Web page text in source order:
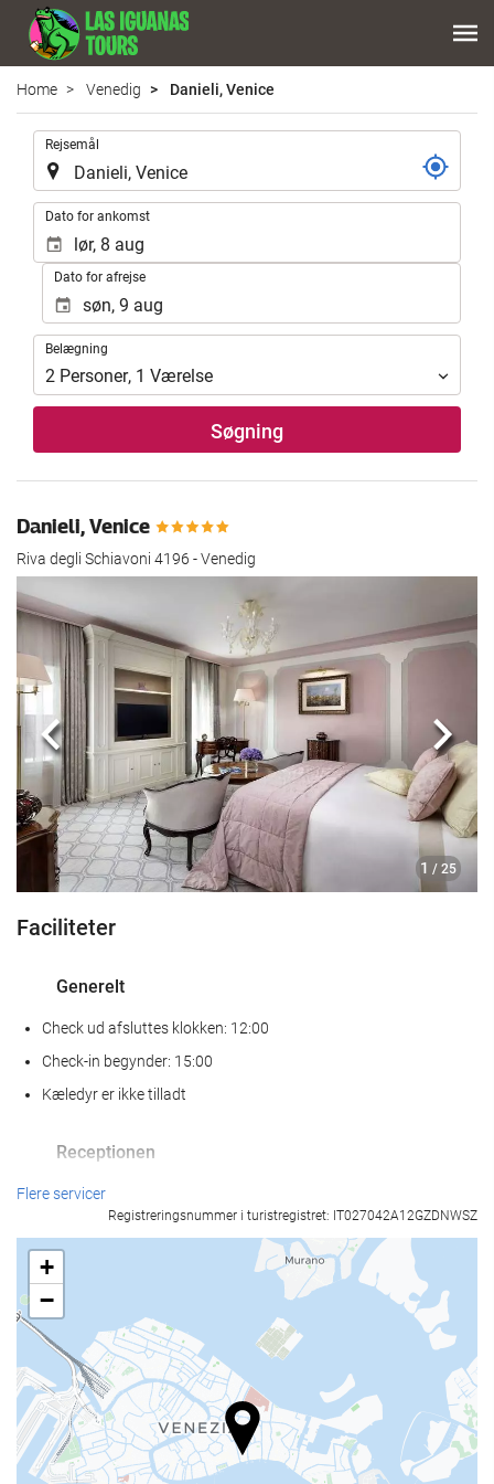
Home Venedig Danieli, Venice
Rejsemål
Dato for ankomst
Dato for afrejse
Belægning
Belægning
2 Personer, 1 Værelse
Søgning
Danieli, Venice
Riva degli Schiavoni 4196 - Venedig
1 / 25
Previous
Faciliteter
Generelt
Check ud afsluttes klokken: 12:00
Check-in begynder: 15:00
Kæledyr er ikke tilladt
Receptionen
Døgnåben reception
Bagageopbevaring
Mad og drikke
À la carte-restaurant
Bar
Business faciliteter
Business Center
Flere servicer
Registreringsnummer i turistregistret: IT027042A12GZDNWSZ
+
−